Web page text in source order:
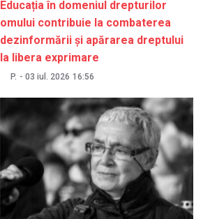
Educația în domeniul drepturilor
omului contribuie la combaterea
dezinformării și apărarea dreptului
la libera exprimare
P. - 03 iul. 2026 16:56